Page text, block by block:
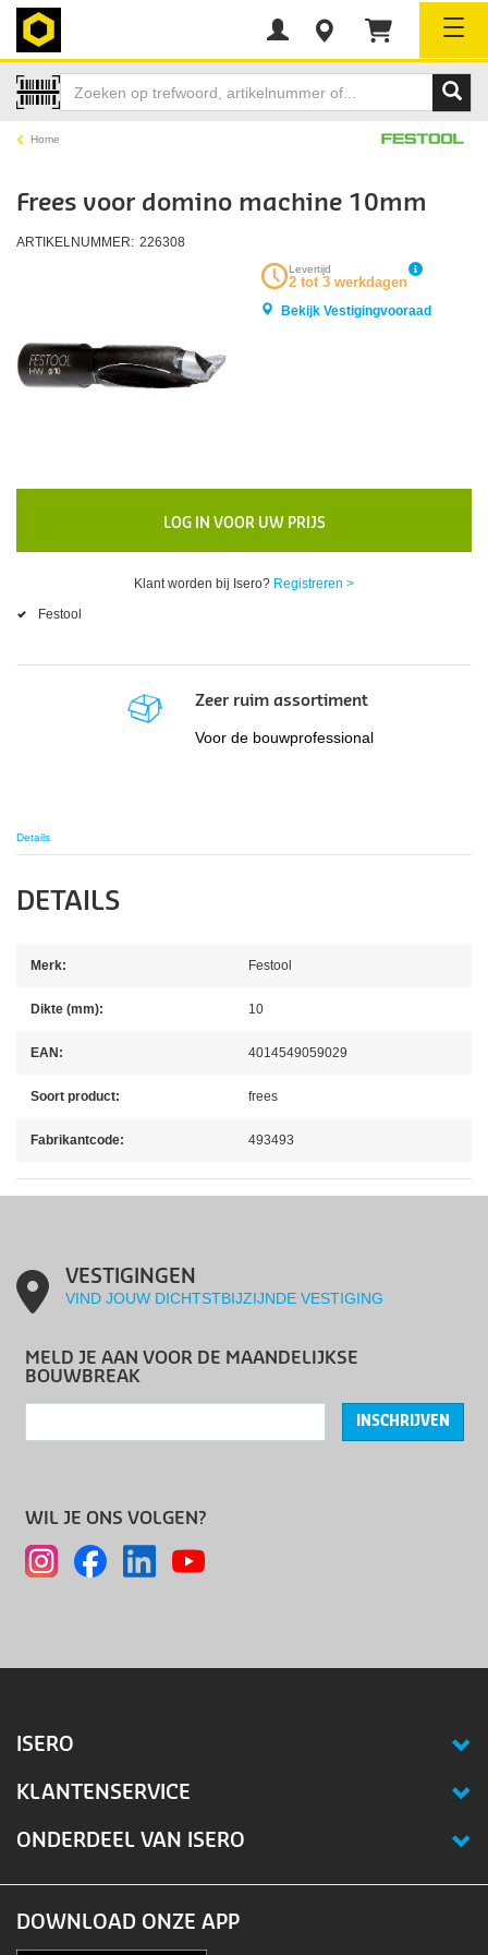
Home
Frees voor domino machine 10mm
ARTIKELNUMMER: 226308
Levertijd
2 tot 3 werkdagen
Bekijk Vestigingvooraad
LOG IN VOOR UW PRIJS
Klant worden bij Isero? Registreren >
Festool
Zeer ruim assortiment
Voor de bouwprofessional
Details
DETAILS
Merk: Festool
Dikte (mm): 10
EAN: 4014549059029
Soort product: frees
Fabrikantcode: 493493
VESTIGINGEN
VIND JOUW DICHTSTBIJZIJNDE VESTIGING
MELD JE AAN VOOR DE MAANDELIJKSE
BOUWBREAK
INSCHRIJVEN
WIL JE ONS VOLGEN?
ISERO
KLANTENSERVICE
ONDERDEEL VAN ISERO
DOWNLOAD ONZE APP